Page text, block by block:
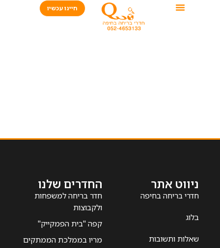
חייגו עכשיו
ניווט אתר
חדרי בריחה בחיפה
בלוג
שאלות ותשובות
החדרים שלנו
חדר בריחה למשפחות
ולקבוצות
קפה "בית הפמקייק"
מריו בממלכת הממתקים